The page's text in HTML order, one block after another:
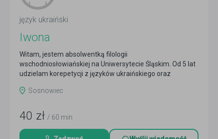
język ukraiński
Iwona
Witam, jestem absolwentką filologii
wschodniosłowiańskiej na Uniwersytecie Śląskim. Od 5 lat
udzielam korepetycji z języków ukraińskiego oraz
Sosnowiec
40 zł / 60 min